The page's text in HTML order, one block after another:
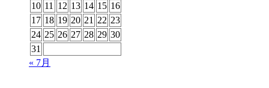
10 11 12 13 14 15 16
17 18 19 20 21 22 23
24 25 26 27 28 29 30
31
« 7月